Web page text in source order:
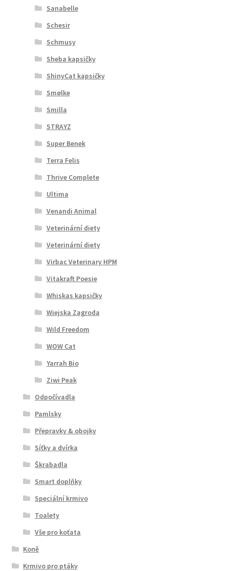
Sanabelle
Schesir
Schmusy
Sheba kapsičky
ShinyCat kapsičky
Smølke
Smilla
STRAYZ
Super Benek
Terra Felis
Thrive Complete
Ultima
Venandi Animal
Veterinární diety
Veterinární diety
Virbac Veterinary HPM
Vitakraft Poesie
Whiskas kapsičky
Wiejska Zagroda
Wild Freedom
WOW Cat
Yarrah Bio
Ziwi Peak
Odpočívadla
Pamlsky
Přepravky & obojky
Síťky a dvírka
Škrabadla
Smart doplňky
Speciální krmivo
Toalety
Vše pro koťata
Koně
Krmivo pro ptáky